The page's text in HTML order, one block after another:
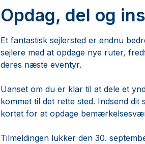
Opdag, del og
Et fantastisk sejlersted er endnu
sejlere med at opdage nye ruter,
deres næste eventyr.
Uanset om du er klar til at dele et
kommet til det rette sted. Indsend
kortet for at opdage
Tilmeldingen lukker den 30.